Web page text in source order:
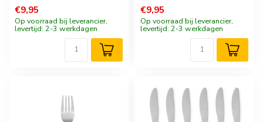
€9,95
Op voorraad bij leverancier,
levertijd: 2-3 werkdagen
€9,95
Op voorraad bij leverancier,
levertijd: 2-3 werkdagen